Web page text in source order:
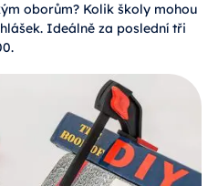
oborům? Kolik školy mohou
Ideálně za poslední tři